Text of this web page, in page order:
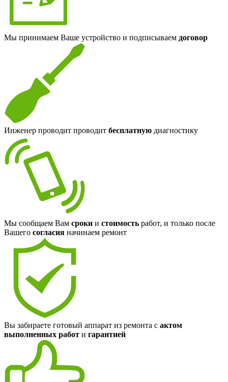
Мы принимаем Ваше устройство и подписываем договор
Инженер проводит проводит бесплатную диагностику
Мы сообщаем Вам сроки и стоимость работ, и только после
Вашего согласия начинаем ремонт
Вы забираете готовый аппарат из ремонта с актом
выполненных работ и гарантией